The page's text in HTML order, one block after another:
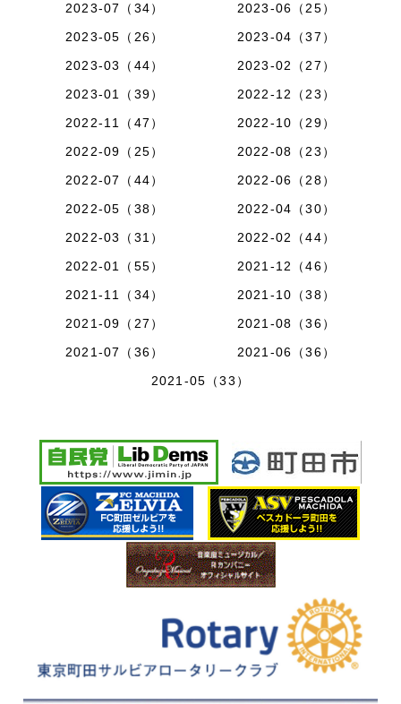
2023-07（34）
2023-06（25）
2023-05（26）
2023-04（37）
2023-03（44）
2023-02（27）
2023-01（39）
2022-12（23）
2022-11（47）
2022-10（29）
2022-09（25）
2022-08（23）
2022-07（44）
2022-06（28）
2022-05（38）
2022-04（30）
2022-03（31）
2022-02（44）
2022-01（55）
2021-12（46）
2021-11（34）
2021-10（38）
2021-09（27）
2021-08（36）
2021-07（36）
2021-06（36）
2021-05（33）